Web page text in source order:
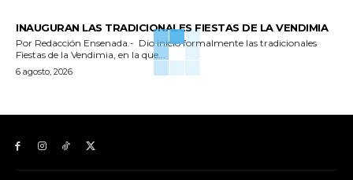
INAUGURAN LAS TRADICIONALES FIESTAS DE LA VENDIMIA
Por Redacción Ensenada.- Dio inicio formalmente las tradicionales
Fiestas de la Vendimia, en la que...
6 agosto, 2026